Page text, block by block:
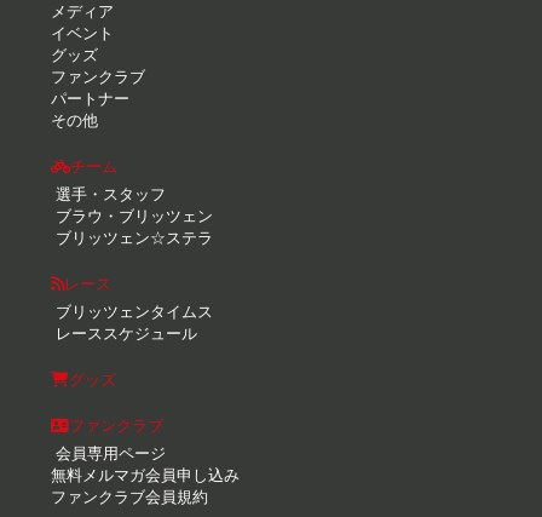
メディア
イベント
グッズ
ファンクラブ
パートナー
その他
チーム
選手・スタッフ
ブラウ・ブリッツェン
ブリッツェン☆ステラ
レース
ブリッツェンタイムス
レーススケジュール
グッズ
ファンクラブ
会員専用ページ
無料メルマガ会員申し込み
ファンクラブ会員規約